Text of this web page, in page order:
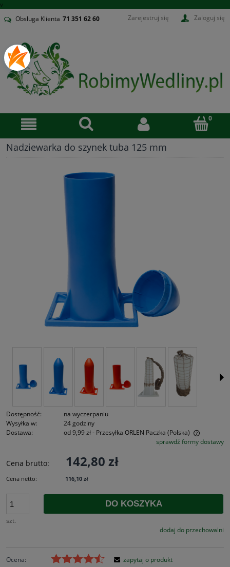
v
Obsługa Klienta 71 351 62 60 Zarejestruj się Zaloguj się
Nadziewarka do szynek tuba 125 mm
Dostępność:
na wyczerpaniu
Wysyłka w:
24 godziny
Dostawa:
od 9,99 zł- Przesyłka ORLEN Paczka (Polska)
Cena nie zawiera ewentualnych kosztów płatnościsprawdź formy dostawy
Cena brutto: 142,80 zł
Cena netto: 116,10 zł
szt.
DO KOSZYKA
dodaj do przechowalni
Ocena:
zapytaj o produkt